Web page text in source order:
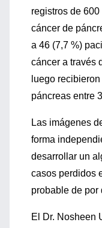
registros de
cáncer de
a 46 (7,7 %)
cáncer a través
luego
páncreas entre
Las imágenes
forma
desarrollar un
casos perdidos
probable de por
El Dr. Nosheen